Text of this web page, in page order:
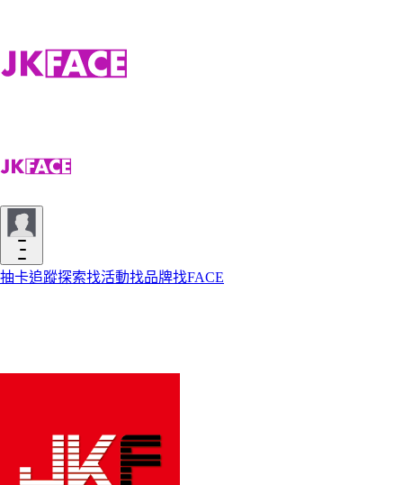
抽卡追蹤探索找活動找品牌找FACE